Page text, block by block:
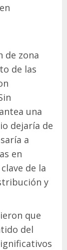
de zona
de las
una
dejaría de
a
en
de la
y
que
del